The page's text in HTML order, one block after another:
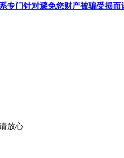
专门针对避免您财产被骗受损而
放心